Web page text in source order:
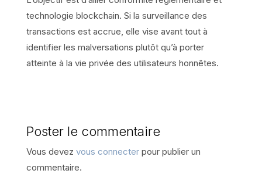
technologie blockchain. Si la surveillance des
transactions est accrue, elle vise avant tout à
identifier les malversations plutôt qu’à porter
atteinte à la vie privée des utilisateurs honnêtes.
Poster le commentaire
Vous devez vous connecterpour publier un
commentaire.